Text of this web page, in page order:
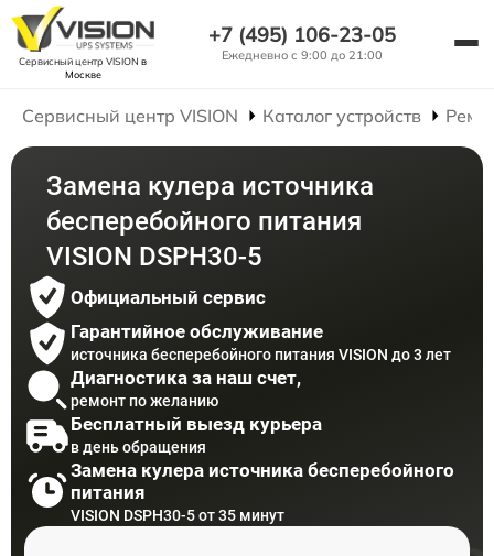
Сервисный центр VISION в
Москве
+7 (495) 106-23-05
Ежедневно с 9:00 до 21:00
Сервисный центр VISION Каталог устройств
Замена кулера источника
бесперебойного питания
VISION DSPH30-5
Официальный сервис
Гарантийное обслуживание
источника бесперебойного питания VISION до 3 лет
Диагностика за наш счет,
ремонт по желанию
Бесплатный выезд курьера
в день обращения
Замена кулера источника бесперебойного
питания
VISION DSPH30-5 от 35 минут